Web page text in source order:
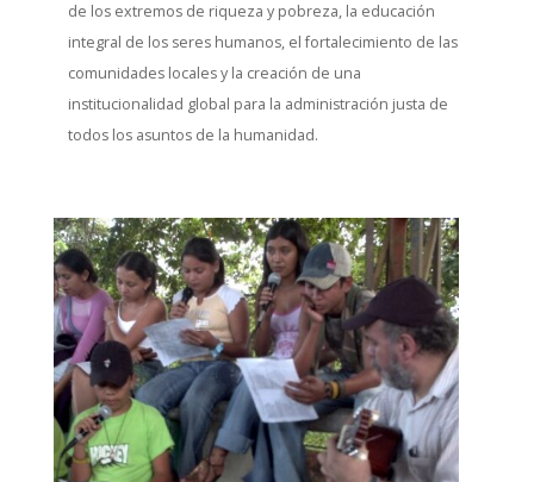
de los extremos de riqueza y pobreza, la educación
integral de los seres humanos, el fortalecimiento de las
comunidades locales y la creación de una
institucionalidad global para la administración justa de
todos los asuntos de la humanidad.